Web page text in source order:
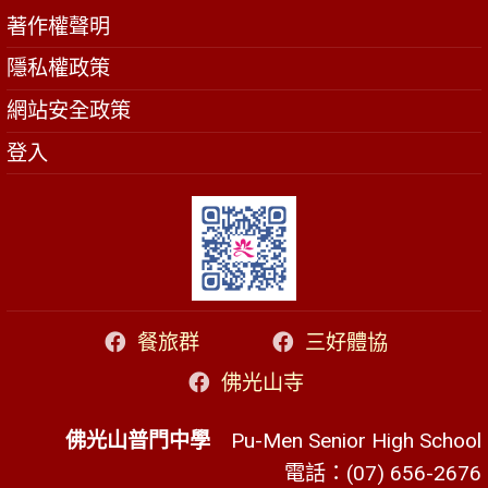
著作權聲明
隱私權政策
網站安全政策
登入
餐旅群
三好體協
佛光山寺
佛光山普門中學 Pu-Men Senior High School
電話：(07) 656-2676